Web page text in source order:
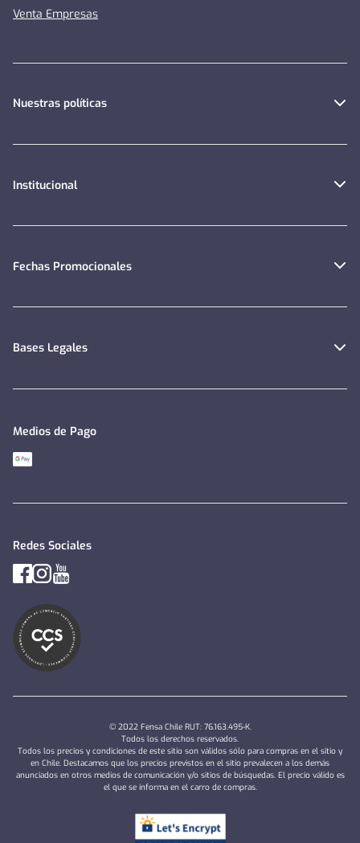
Venta Empresas
Nuestras políticas
Institucional
Fechas Promocionales
Bases Legales
Medios de Pago
Redes Sociales
© 2022 Fensa Chile RUT: 76.163.495-K.
Todos los derechos reservados.
Todos los precios y condiciones de este sitio son válidos sólo para compras en el sitio y
en Chile. Destacamos que los precios previstos en el sitio prevalecen a los demás
anunciados en otros medios de comunicación y/o sitios de búsquedas. El precio válido es
el que se informa en el carro de compras.